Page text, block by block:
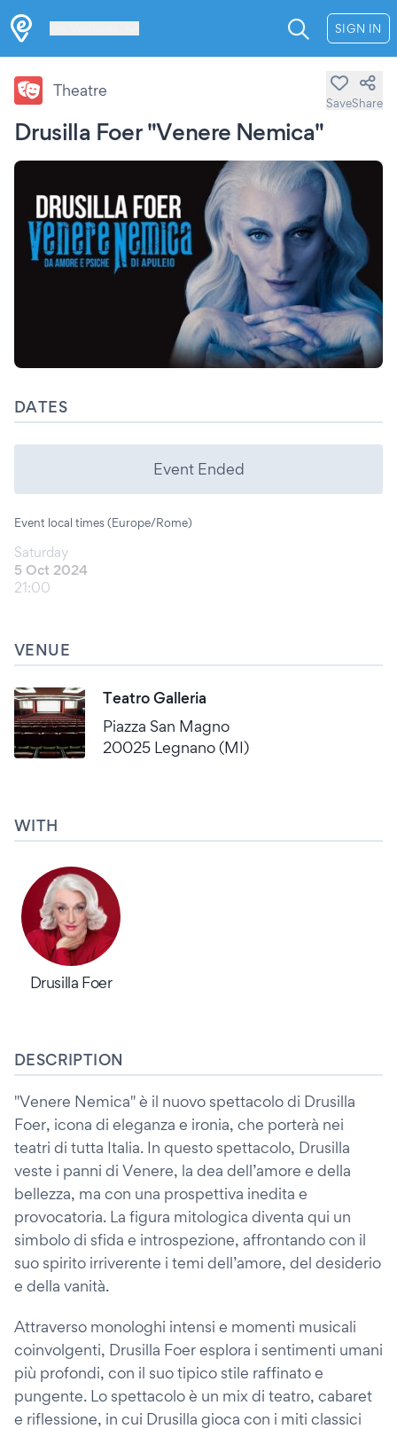
SIGN IN
Drusilla Foer "Venere Nemica"
Theatre
SaveShare
DATES
Event Ended
Event local times (Europe/Rome)
Saturday
5 Oct 2024
21:00
VENUE
Teatro Galleria
Piazza San Magno
20025 Legnano (MI)
WITH
Drusilla Foer
DESCRIPTION
"Venere Nemica" è il nuovo spettacolo di Drusilla
Foer, icona di eleganza e ironia, che porterà nei
teatri di tutta Italia. In questo spettacolo, Drusilla
veste i panni di Venere, la dea dell’amore e della
bellezza, ma con una prospettiva inedita e
provocatoria. La figura mitologica diventa qui un
simbolo di sfida e introspezione, affrontando con il
suo spirito irriverente i temi dell’amore, del desiderio
e della vanità.
Attraverso monologhi intensi e momenti musicali
coinvolgenti, Drusilla Foer esplora i sentimenti umani
più profondi, con il suo tipico stile raffinato e
pungente. Lo spettacolo è un mix di teatro, cabaret
e riflessione, in cui Drusilla gioca con i miti classici